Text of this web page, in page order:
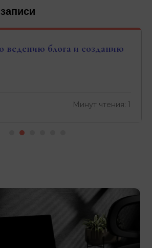
почему порядочность
схем
Минут чтения: 1